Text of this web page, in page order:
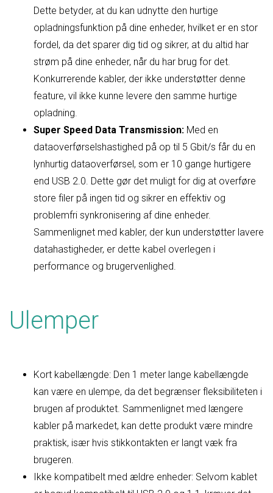
Dette betyder, at du kan udnytte den hurtige
opladningsfunktion på dine enheder, hvilket er en stor
fordel, da det sparer dig tid og sikrer, at du altid har
strøm på dine enheder, når du har brug for det.
Konkurrerende kabler, der ikke understøtter denne
feature, vil ikke kunne levere den samme hurtige
opladning.
Super Speed Data Transmission: Med en
dataoverførselshastighed på op til 5 Gbit/s får du en
lynhurtig dataoverførsel, som er 10 gange hurtigere
end USB 2.0. Dette gør det muligt for dig at overføre
store filer på ingen tid og sikrer en effektiv og
problemfri synkronisering af dine enheder.
Sammenlignet med kabler, der kun understøtter lavere
datahastigheder, er dette kabel overlegen i
performance og brugervenlighed.
Ulemper
Kort kabellængde: Den 1 meter lange kabellængde
kan være en ulempe, da det begrænser fleksibiliteten i
brugen af produktet. Sammenlignet med længere
kabler på markedet, kan dette produkt være mindre
praktisk, især hvis stikkontakten er langt væk fra
brugeren.
Ikke kompatibelt med ældre enheder: Selvom kablet